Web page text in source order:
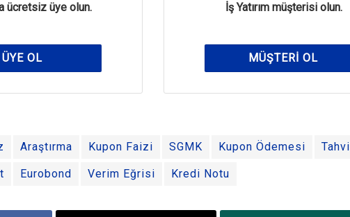
ücretsiz üye olun.
ÜYE OL
İş Yatırım müşterisi olun.
MÜŞTERI OL
Araştırma Kupon Faizi SGMK Kupon Ödemesi Tahvil
Eurobond Verim Eğrisi Kredi Notu